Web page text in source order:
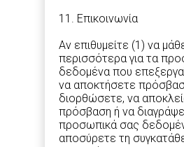
11. Επικοινωνία
Αν επιθυμείτε (1) να
περισσότερα για τα
δεδομένα που
να αποκτήσετε
διορθώσετε, να
πρόσβαση ή να
προσωπικά σας
αποσύρετε τη